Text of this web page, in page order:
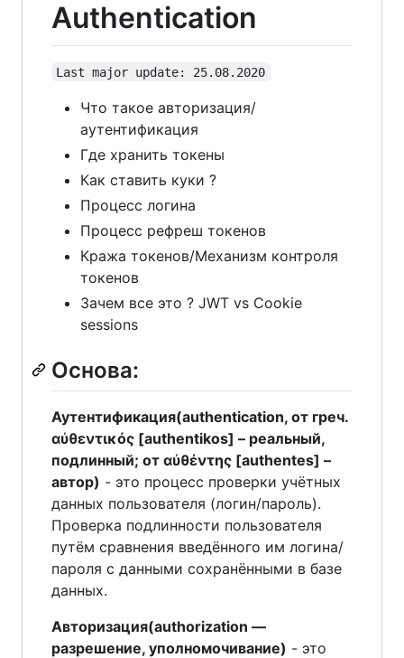
Authentication
Last major update: 25.08.2020
Что такое авторизация/
аутентификация
Где хранить токены
Как ставить куки ?
Процесс логина
Процесс рефреш токенов
Кража токенов/Механизм контроля
токенов
Зачем все это ? JWT vs Cookie
sessions
Основа:
Аутентификация(authentication, от греч.
αὐθεντικός [authentikos] – реальный,
подлинный; от αὐθέντης [authentes] –
автор) - это процесс проверки учётных
данных пользователя (логин/пароль).
Проверка подлинности пользователя
путём сравнения введённого им логина/
пароля с данными сохранёнными в базе
данных.
Авторизация(authorization —
разрешение, уполномочивание) - это